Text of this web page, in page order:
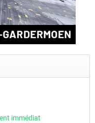
sim-wings Hamburg
immédiat